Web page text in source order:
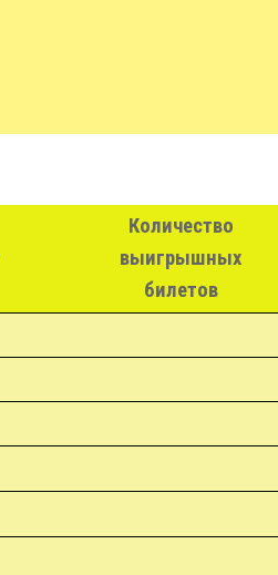
Количество
выигрышных
билетов